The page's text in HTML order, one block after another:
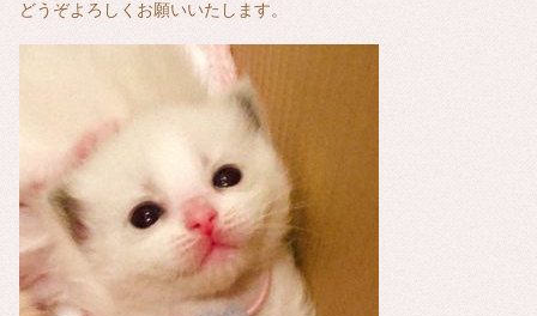
どうぞよろしくお願いいたします。